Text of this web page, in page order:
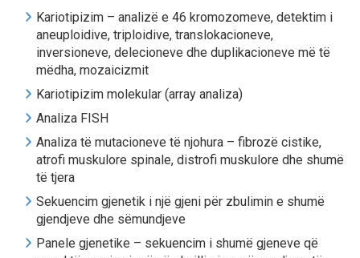
Kariotipizim – analizë e 46 kromozomeve, detektim i
aneuploidive, triploidive, translokacioneve,
inversioneve, delecioneve dhe duplikacioneve më të
mëdha, mozaicizmit
Kariotipizim molekular (array analiza)
Analiza FISH
Analiza të mutacioneve të njohura – fibrozë cistike,
atrofi muskulore spinale, distrofi muskulore dhe shumë
të tjera
Sekuencim gjenetik i një gjeni për zbulimin e shumë
gjendjeve dhe sëmundjeve
Panele gjenetike – sekuencim i shumë gjeneve që